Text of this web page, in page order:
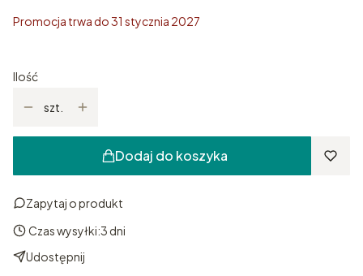
Promocja trwa do 31 stycznia 2027
Ilość
szt.
Dodaj do koszyka
Zapytaj o produkt
Czas wysyłki:3 dni
Udostępnij